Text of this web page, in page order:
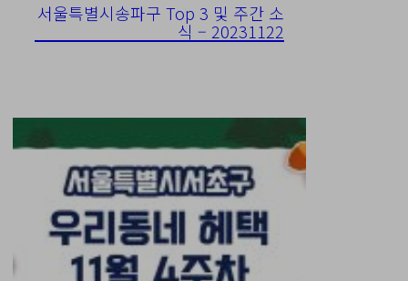
서울특별시송파구 Top 3 및 주간 소
식 – 20231122